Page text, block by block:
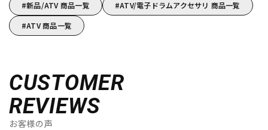
新品/ATV 商品一覧
ATV/電子ドラムアクセサリ 商品一覧
ATV 商品一覧
CUSTOMER
REVIEWS
お客様の声